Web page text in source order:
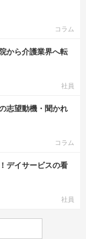
コラム
から介護業界へ転
社員
志望動機・聞かれ
コラム
デイサービスの看
社員